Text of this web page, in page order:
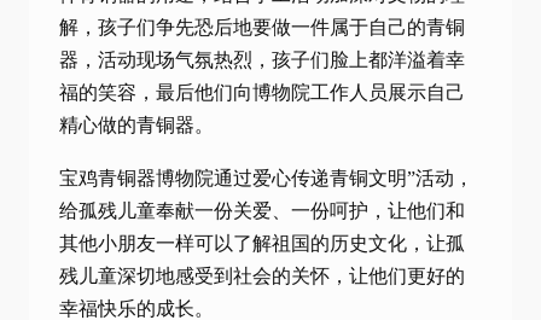
解，孩子们争先恐后地要做一件属于自己的青铜
器，活动现场气氛热烈，孩子们脸上都洋溢着幸
福的笑容，最后他们向博物院工作人员展示自己
精心做的青铜器。
宝鸡青铜器博物院通过爱心传递青铜文明”活动，
给孤残儿童奉献一份关爱、一份呵护，让他们和
其他小朋友一样可以了解祖国的历史文化，让孤
残儿童深切地感受到社会的关怀，让他们更好的
幸福快乐的成长。